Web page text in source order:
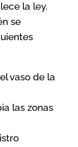
la ley.
se
vaso de la
las zonas